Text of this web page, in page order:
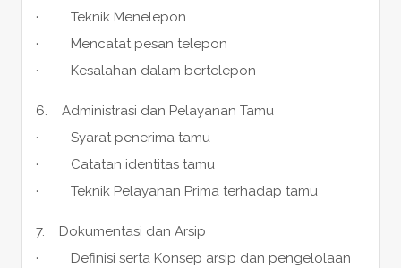
· Teknik Menelepon
· Mencatat pesan telepon
· Kesalahan dalam bertelepon
6. Administrasi dan Pelayanan Tamu
· Syarat penerima tamu
· Catatan identitas tamu
· Teknik Pelayanan Prima terhadap tamu
7. Dokumentasi dan Arsip
· Definisi serta Konsep arsip dan pengelolaan